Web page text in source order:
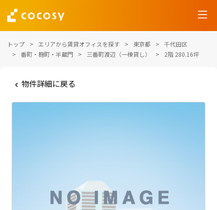
トップ エリアから賃貸オフィスを探す 東京都
千代田区
番町・麹町・半蔵門
三番町渡辺（一棟貸し） 2階 280.16坪
物件詳細に戻る